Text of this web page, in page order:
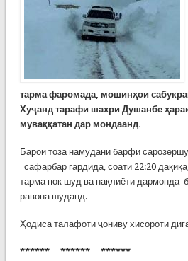
тарма фаромада, мошинҳои
Хуҷанд тарафи шахри Душанбе
муваққатан дар мондаанд.
Барои тоза намудани барфи
сафарбар гардида, соати 22:20
тарма пок шуд ва нақлиёти дармонда
равона шуданд.
Ҳодиса талафоти ҷониву хисороти
****** ****** ******